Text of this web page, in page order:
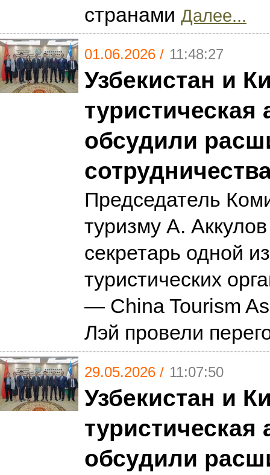
странами Далее...
01.06.2026 / 11:48:27
Узбекистан и
туристическая
обсудили
Председатель
туризму А.
секретарь одной
туристических
— China Tourism
Лэй провели
29.05.2026 / 11:07:50
Узбекистан и
туристическая
обсудили